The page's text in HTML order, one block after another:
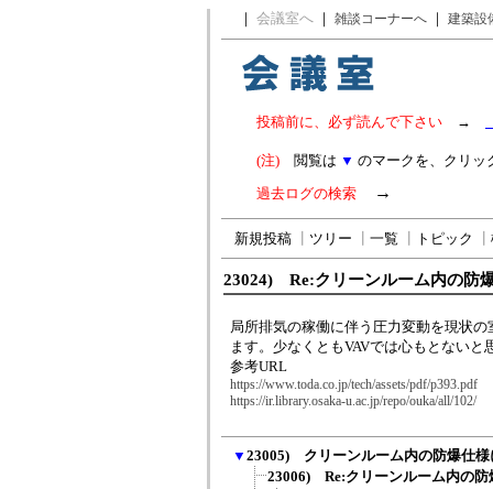
｜ 会議室へ ｜ 雑談コーナーへ ｜ 建築設
投稿前に、必ず読んで下さい →
(注) 閲覧は ▼ のマークを、クリッ
過去ログの検索 →
新規投稿 ツリー 一覧 トピック
23024) Re:クリーンルーム内の防
局所排気の稼働に伴う圧力変動を現状
ます。少なくともVAVでは心もとないと
参考URL
https://www.toda.co.jp/tech/assets/pdf/p393.pdf
https://ir.library.osaka-u.ac.jp/repo/ouka/all/102/
▼ 23005) クリーンルーム内の防爆仕様
23006) Re:クリーンルーム内の防